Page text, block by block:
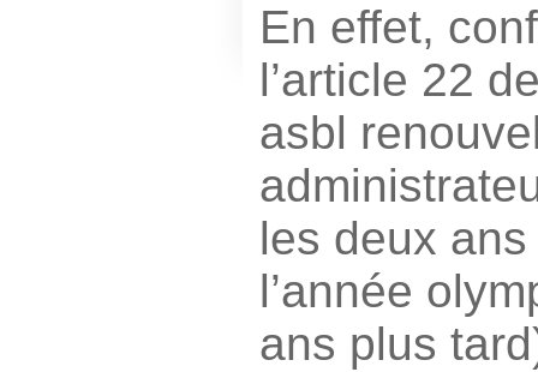
En effet,
l’article 22
asbl
les deux ans
l’année
ans plus